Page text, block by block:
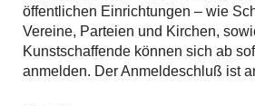
öffentlichen Einrichtungen – wie
Vereine, Parteien und Kirchen,
Kunstschaffende können sich ab
anmelden. Der Anmeldeschluß ist